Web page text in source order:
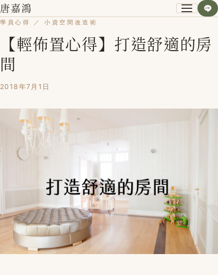
唐嘉鴻
關於我
課程紀錄
學員心得
學員心得 ／ 小資空間改造術
【輕佈置心得】打造舒適的房
間
2018年7月1日